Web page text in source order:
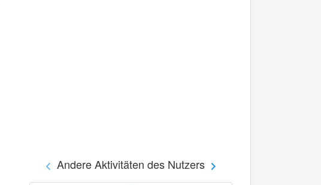
Andere Aktivitäten des Nutzers